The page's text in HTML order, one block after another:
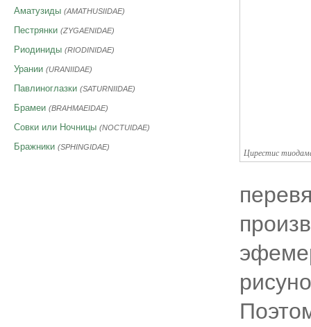
Аматузиды (AMATHUSIIDAE)
Пестрянки (ZYGAENIDAE)
Риодиниды (RIODINIDAE)
Урании (URANIIDAE)
Павлиноглазки (SATURNIIDAE)
Брамеи (BRAHMAEIDAE)
Совки или Ночницы (NOCTUIDAE)
Бражники (SPHINGIDAE) Цирестис